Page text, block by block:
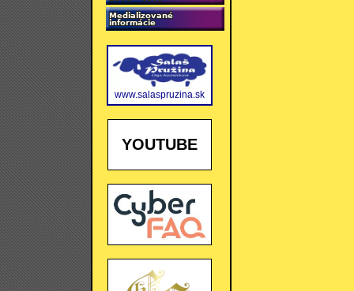
www.salaspruzina.sk
YOUTUBE